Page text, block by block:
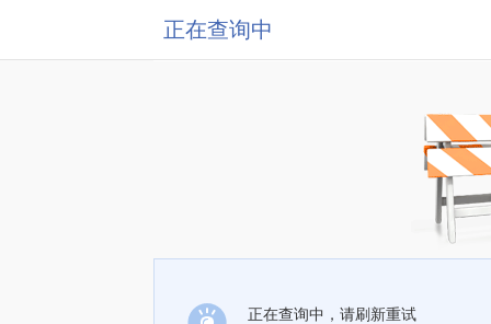
正在查询中
正在查询中，请刷新重试